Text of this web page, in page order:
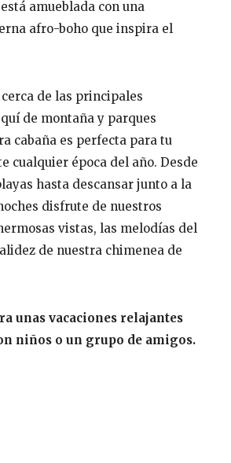
amueblada con una
afro-boho que inspira el
de las principales
de montaña y parques
cabaña es perfecta para tu
cualquier época del año. Desde
hasta descansar junto a la
disfrute de nuestros
vistas, las melodías del
de nuestra chimenea de
unas vacaciones relajantes
niños o un grupo de amigos.